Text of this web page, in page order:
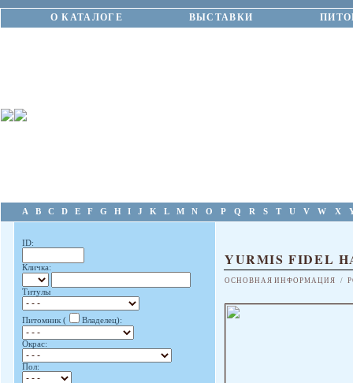
О КАТАЛОГЕ ВЫСТАВКИ
A B C D E F G H I J K L M N O P Q R S T U V W X
ID:
Кличка:
Титулы
Питомник ( Владелец):
Окрас:
Пол:
YURMIS FIDEL
ОСНОВНАЯ ИНФОРМАЦИЯ /